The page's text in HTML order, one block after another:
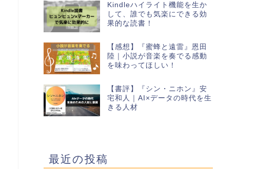
Kindleハイライト機能を生か
して、誰でも気楽にできる効
果的な読書！
【感想】『蜜蜂と遠雷』恩田
陸｜小説が音楽を奏でる感動
を味わってほしい！
【書評】『シン・ニホン』安
宅和人｜AI×データの時代を生
きる人材
最近の投稿